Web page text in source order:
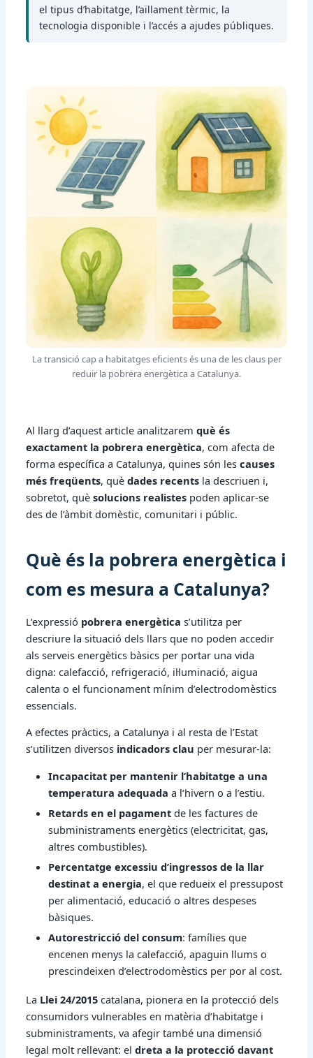
el tipus d’habitatge, l’aïllament tèrmic, la
tecnologia disponible i l’accés a ajudes públiques.
La transició cap a habitatges eficients és una de les claus per
reduir la pobrera energètica a Catalunya.
Al llarg d’aquest article analitzaremquè és
exactament la pobrera energètica, com afecta de
forma específica a Catalunya, quines són lescauses
més freqüents, quèdades recents la descriuen i,
sobretot, quèsolucions realistes poden aplicar-se
des de l’àmbit domèstic, comunitari i públic.
Què és la pobrera energètica i
com es mesura a Catalunya?
L’expressió pobrera energètica s’utilitza per
descriure la situació dels llars que no poden accedir
als serveis energètics bàsics per portar una vida
digna: calefacció, refrigeració, il·luminació, aigua
calenta o el funcionament mínim d’electrodomèstics
essencials.
A efectes pràctics, a Catalunya i al resta de l’Estat
s’utilitzen diversos indicadors clau per mesurar-la:
Incapacitat per mantenir l’habitatge a una
temperatura adequada a l’hivern o a l’estiu.
Retards en el pagament de les factures de
subministraments energètics (electricitat, gas,
altres combustibles).
Percentatge excessiu d’ingressos de la llar
destinat a energia, el que redueix el pressupost
per alimentació, educació o altres despeses
bàsiques.
Autorestricció del consum: famílies que
encenen menys la calefacció, apaguin llums o
prescindeixen d’electrodomèstics per por al cost.
La Llei 24/2015 catalana, pionera en la protecció dels
consumidors vulnerables en matèria d’habitatge i
subministraments, va afegir també una dimensió
legal molt rellevant: eldreta a la protecció davant